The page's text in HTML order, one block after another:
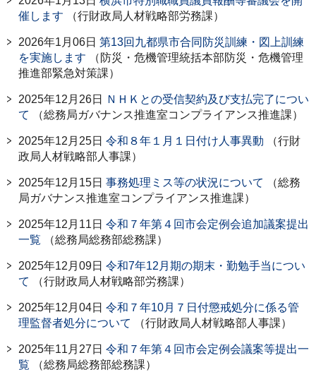
催します （行財政局人材戦略部労務課）
2026年1月06日 第13回九都県市合同防災訓練・図上訓練
を実施します （防災・危機管理統括本部防災・危機管理
推進部緊急対策課）
2025年12月26日
ＮＨＫとの受信契約及び支払完了につい
て
（総務局ガバナンス推進室コンプライアンス推進課）
2025年12月25日 令和８年１月１日付け人事異動 （行財
政局人材戦略部人事課）
2025年12月15日 事務処理ミス等の状況について
（総務
局ガバナンス推進室コンプライアンス推進課）
2025年12月11日 令和７年第４回市会定例会追加議案提出
一覧 （総務局総務部総務課）
2025年12月09日 令和7年12月期の期末・勤勉手当につい
て
（行財政局人材戦略部労務課）
2025年12月04日 令和７年10月７日付懲戒処分に係る管
理監督者処分について
（行財政局人材戦略部人事課）
2025年11月27日 令和７年第４回市会定例会議案等提出一
覧 （総務局総務部総務課）